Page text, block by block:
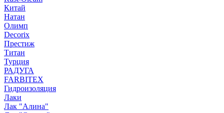
Китай
Натан
Олимп
Decorix
Престиж
Титан
Турция
РАДУГА
FARBITEX
Гидроизоляция
Лаки
Лак "Алина"